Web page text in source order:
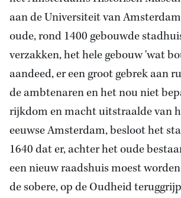
aan de Universiteit van
oude, rond 1400 gebouwde
verzakken, het hele gebouw 'wat
aandeed, er een groot gebrek aan
de ambtenaren en het nou niet
rijkdom en macht uitstraalde van
eeuwse Amsterdam, besloot het
1640 dat er, achter het oude
een nieuw raadshuis moest
de sobere, op de Oudheid